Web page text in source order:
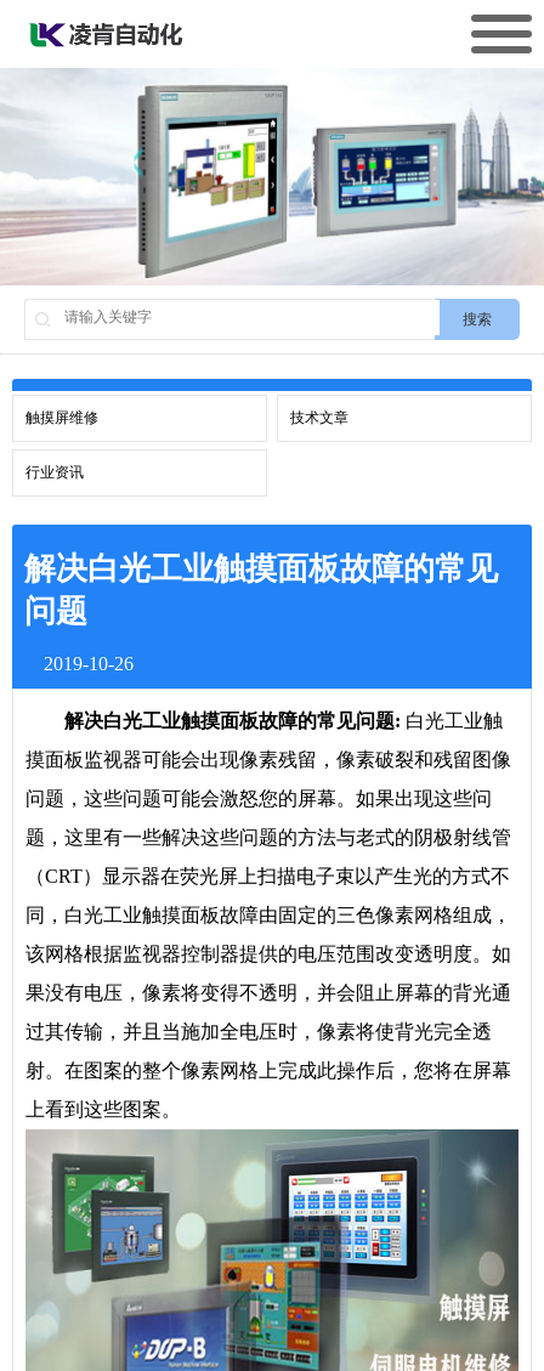
搜索
触摸屏维修 技术文章
行业资讯
解决白光工业触摸面板故障的常见
问题
2019-10-26
解决白光工业触摸面板故障的常见问题: 白光工业触
摸面板监视器可能会出现像素残留，像素破裂和残留图像
问题，这些问题可能会激怒您的屏幕。如果出现这些问
题，这里有一些解决这些问题的方法与老式的阴极射线管
（CRT）显示器在荧光屏上扫描电子束以产生光的方式不
同，白光工业触摸面板故障由固定的三色像素网格组成，
该网格根据监视器控制器提供的电压范围改变透明度。如
果没有电压，像素将变得不透明，并会阻止屏幕的背光通
过其传输，并且当施加全电压时，像素将使背光完全透
射。在图案的整个像素网格上完成此操作后，您将在屏幕
上看到这些图案。